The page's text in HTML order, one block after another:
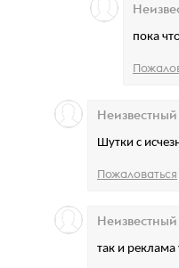
пока
Шутки с
Неизвестный
Пожаловаться
так и
Неизвестный